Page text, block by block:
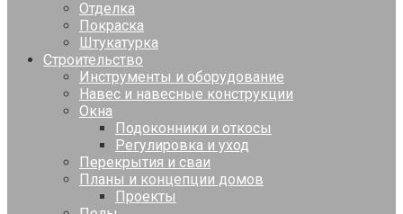
Отделка
Покраска
Штукатурка
Строительство
Инструменты и оборудование
Навес и навесные конструкции
Окна
Подоконники и откосы
Регулировка и уход
Перекрытия и сваи
Планы и концепции домов
Проекты